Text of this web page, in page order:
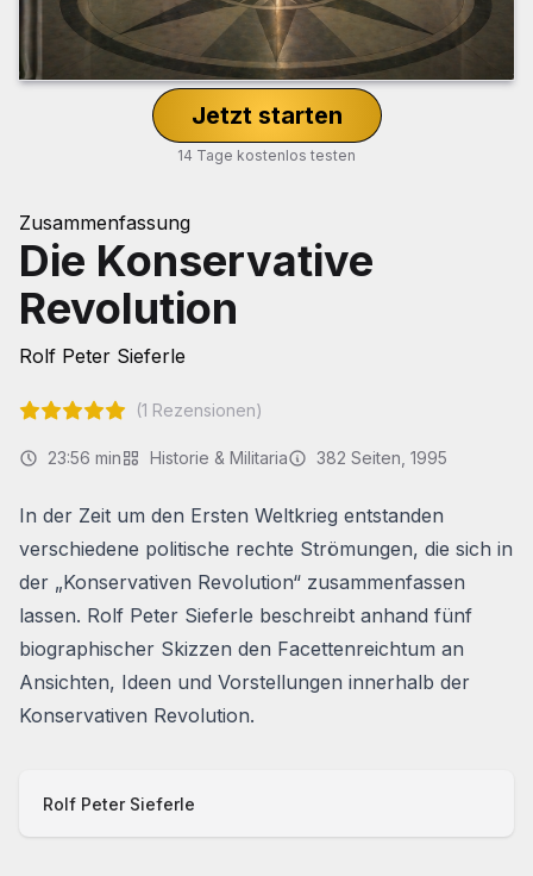
Zusammenfassung
Die Konservative
Revolution
Rolf Peter Sieferle
(1 Rezensionen)
23:56 min Historie & Militaria 382 Seiten , 1995
In der Zeit um den Ersten Weltkrieg entstanden
verschiedene politische rechte Strömungen, die sich in
der „Konservativen Revolution“ zusammenfassen
lassen. Rolf Peter Sieferle beschreibt anhand fünf
biographischer Skizzen den Facettenreichtum an
Ansichten, Ideen und Vorstellungen innerhalb der
Konservativen Revolution.
Rolf Peter Sieferle
Jetzt starten
14 Tage kostenlos testen